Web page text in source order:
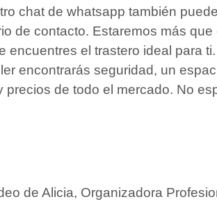
chat de whatsapp también
de contacto. Estaremos más
encuentres el trastero ideal para
encontrarás seguridad, un
precios de todo el mercado. No
de Alicia, Organizadora